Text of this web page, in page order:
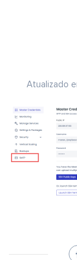
Atualizado